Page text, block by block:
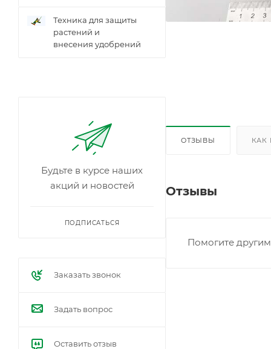
ОТЗЫВЫ КАК
Отзывы
Помогите
Техника для защиты
растений и
внесения удобрений
Будьте в курсе наших
акций и новостей
ПОДПИСАТЬСЯ
Заказать звонок
Задать вопрос
Оставить отзыв